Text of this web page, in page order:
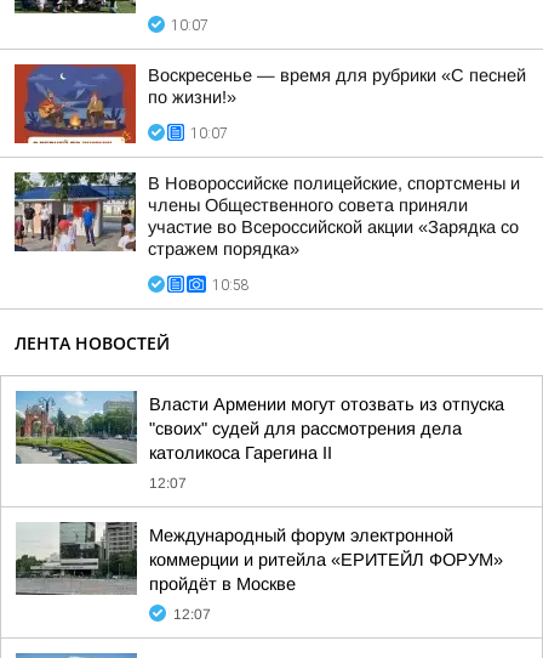
10:07
Воскресенье — время для рубрики «С песней
по жизни!»
10:07
В Новороссийске полицейские, спортсмены и
члены Общественного совета приняли
участие во Всероссийской акции «Зарядка со
стражем порядка»
10:58
ЛЕНТА НОВОСТЕЙ
Власти Армении могут отозвать из отпуска
"своих" судей для рассмотрения дела
католикоса Гарегина II
12:07
Международный форум электронной
коммерции и ритейла «ЕРИТЕЙЛ ФОРУМ»
пройдёт в Москве
12:07